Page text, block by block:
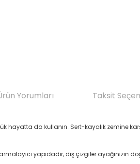
Yorumları Taksit
hayatta da kullanın. Sert-kayalık zemine
yapıdadır, dış çizgiler